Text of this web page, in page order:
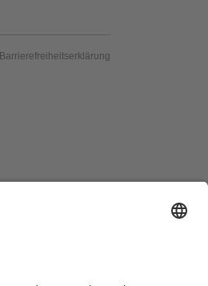
Barrierefreiheitserklärung